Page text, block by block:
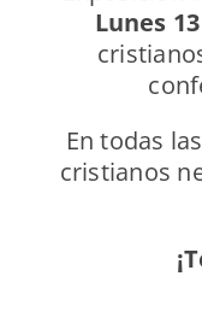
Lunes
En todas
cristianos